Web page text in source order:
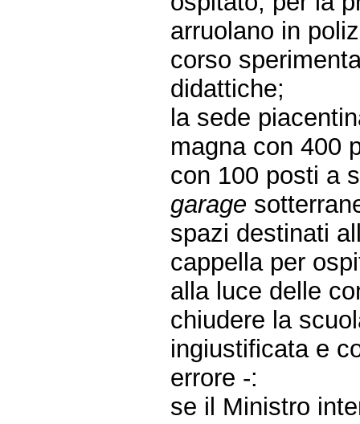
arruolano in
corso
didattiche;
la sede
magna con 400
con 100 posti a
garage
spazi destinati
cappella per
alla luce delle
chiudere la
ingiustificata e
errore -:
se il Ministro